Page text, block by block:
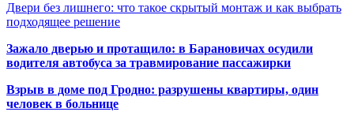
Двери без лишнего: что такое скрытый монтаж и как выбрать
подходящее решение
Зажало дверью и протащило: в Барановичах осудили
водителя автобуса за травмирование пассажирки
Взрыв в доме под Гродно: разрушены квартиры, один
человек в больнице